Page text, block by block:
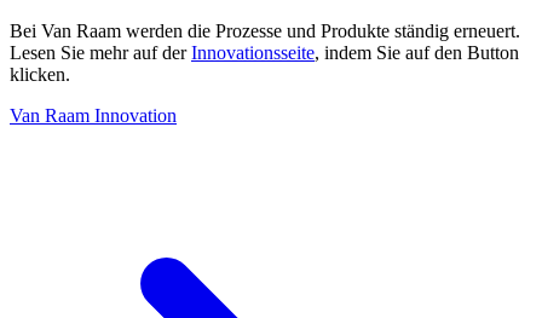
Bei Van Raam werden die Prozesse und Produkte ständig erneuert.
Lesen Sie mehr auf derInnovationsseite, indem Sie auf den Button
klicken.
Van Raam Innovation